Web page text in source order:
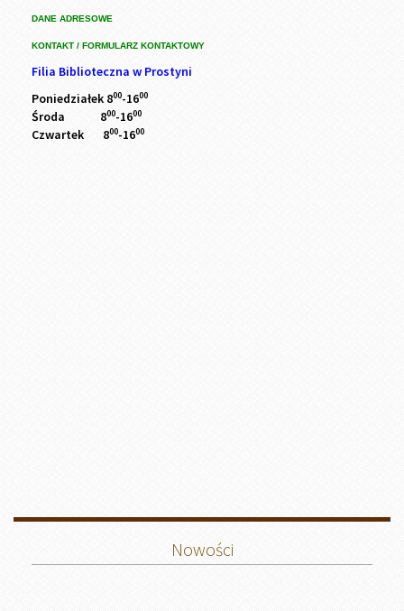
DANE ADRESOWE
KONTAKT / FORMULARZ KONTAKTOWY
Filia Biblioteczna w Prostyni
Poniedziałek 800-1600
Środa 800-1600
Czwartek 800-1600
Nowości